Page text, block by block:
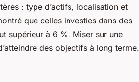
: type d’actifs, localisation et
que celles investies dans des
supérieur à 6 %. Miser sur une
des objectifs à long terme.